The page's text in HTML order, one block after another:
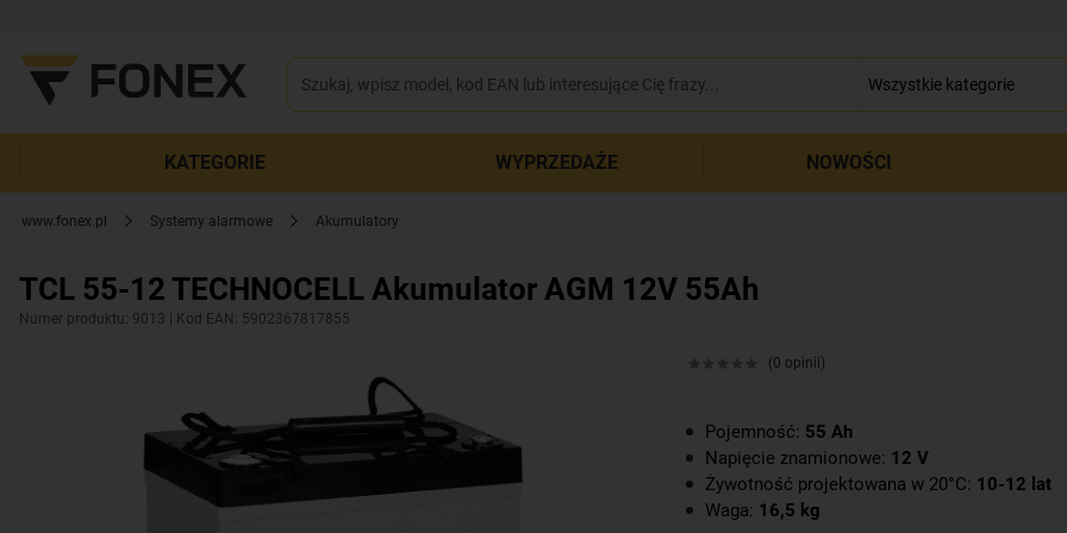
KATEGORIE WYPRZEDAŻE NOWOŚCI
www.fonex.pl Systemy alarmowe Akumulatory
TCL 55-12 TECHNOCELL Akumulator AGM 12V 55Ah
Numer produktu: 9013 | Kod EAN: 5902367817855
(0 opinii)
Pojemność: 55 Ah
Napięcie znamionowe: 12 V
Żywotność projektowana w 20°C: 10-12 lat
Waga: 16,5 kg